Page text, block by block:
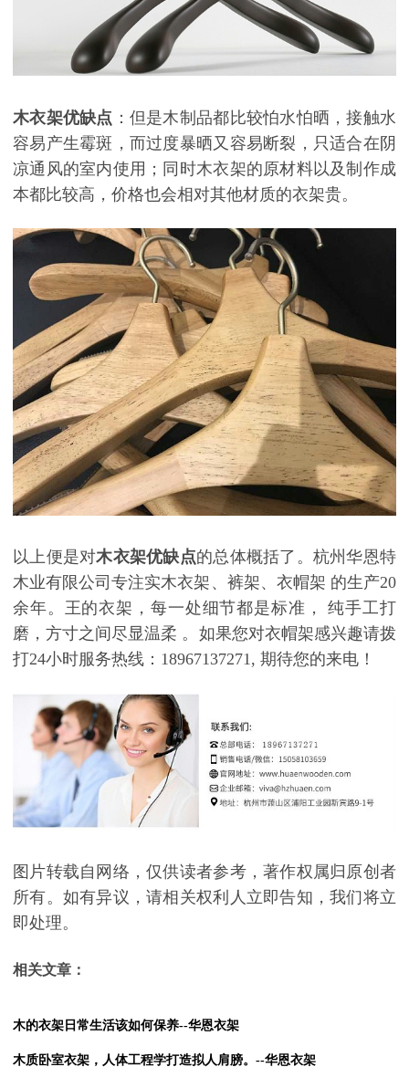
木衣架优缺点 ：但是木制品都比较怕水怕晒，接触水
容易产生霉斑，而过度暴晒又容易断裂，只适合在阴
凉通风的室内使用；同时木衣架的原材料以及制作成
本都比较高，价格也会相对其他材质的衣架贵。
以上便是对木衣架优缺点的总体概括了。杭州华恩特
木业有限公司专注实木衣架、裤架、衣帽架 的生产20
余年。 王的衣架，每一处细节都是标准 ，
纯手工打
磨，方寸之间尽显温柔 。如果您对衣帽架感兴趣请拨
打24小时服务热线： 18967137271, 期待您的来电！
图片转载自网络，仅供读者参考，著作权属归原创者
所有。如有异议，请相关权利人立即告知，我们将立
即处理。
相关文章：
木的衣架日常生活该如何保养--华恩衣架
木质卧室衣架，人体工程学打造拟人肩膀。--华恩衣架